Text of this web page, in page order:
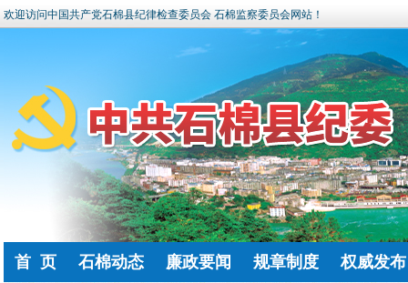
欢迎访问中国共产党石棉县纪律检查委员会 石棉监察委员会网站！
首 页 石棉动态 廉政要闻 规章制度 权威发布